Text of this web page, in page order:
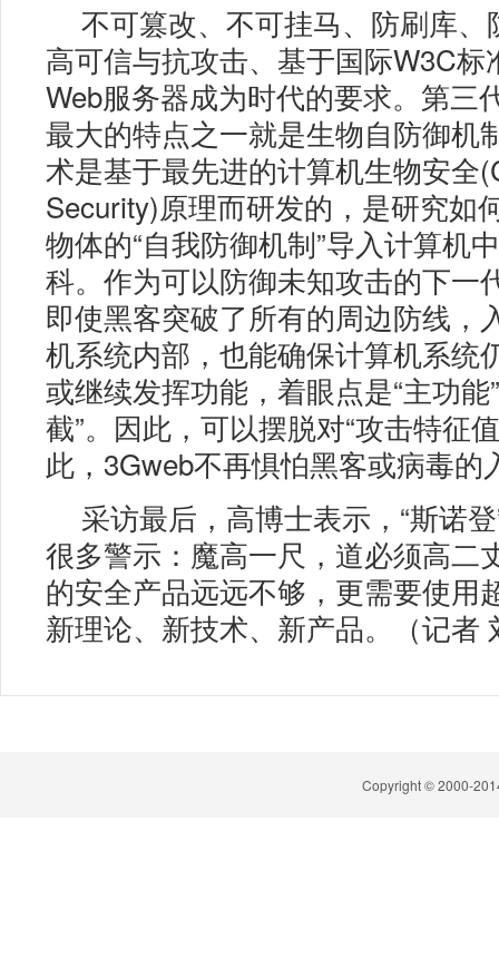
不可篡改、不可挂马、防刷库、
高可信与抗攻击、基于国际W3C标
Web服务器成为时代的要求。第三
最大的特点之一就是生物自防御机
术是基于最先进的计算机生物安全
Security)原理而研发的，是研究如
物体的“自我防御机制”导入计算机
科。作为可以防御未知攻击的下一
即使黑客突破了所有的周边防线，
机系统内部，也能确保计算机系统
或继续发挥功能，着眼点是“主功能
截”。因此，可以摆脱对“攻击特征
此，3Gweb不再惧怕黑客或病毒的
采访最后，高博士表示，“斯诺
很多警示：魔高一尺，道必须高二
的安全产品远远不够，更需要使用
新理论、新技术、新产品。（记者